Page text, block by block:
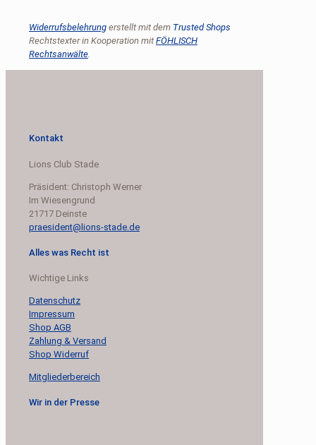
Widerrufsbelehrung erstellt mit dem Trusted Shops
Rechtstexter in Kooperation mit FÖHLISCH
Rechtsanwälte.
Kontakt
Lions Club Stade
Präsident: Christoph Werner
Im Wiesengrund
21717 Deinste
praesident@lions-stade.de
Alles was Recht ist
Wichtige Links
Datenschutz
Impressum
Shop AGB
Zahlung & Versand
Shop Widerruf
Mitgliederbereich
Wir in der Presse